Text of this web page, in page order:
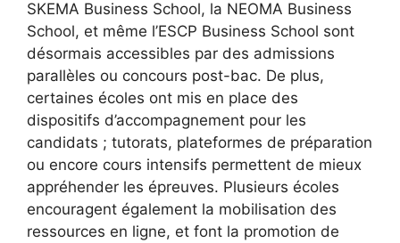
SKEMA Business School, la NEOMA Business
School, et même l’ESCP Business School sont
désormais accessibles par des admissions
parallèles ou concours post-bac. De plus,
certaines écoles ont mis en place des
dispositifs d’accompagnement pour les
candidats ; tutorats, plateformes de préparation
ou encore cours intensifs permettent de mieux
appréhender les épreuves. Plusieurs écoles
encouragent également la mobilisation des
ressources en ligne, et font la promotion de